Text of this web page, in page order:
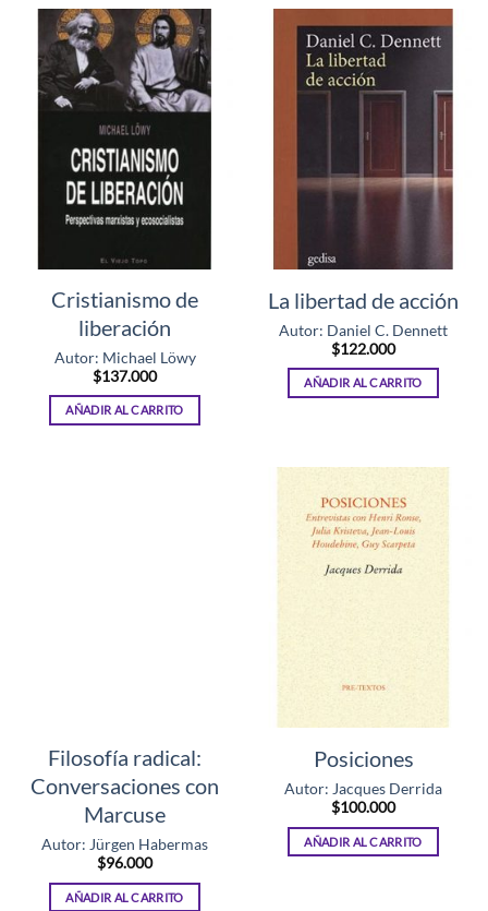
Cristianismo de
liberación
Autor: Michael Löwy
$137.000
AÑADIR AL CARRITO
La libertad de acción
Autor: Daniel C. Dennett
$122.000
AÑADIR AL CARRITO
Filosofía radical:
Conversaciones con
Marcuse
Autor: Jürgen Habermas
$96.000
AÑADIR AL CARRITO
Posiciones
Autor: Jacques Derrida
$100.000
AÑADIR AL CARRITO